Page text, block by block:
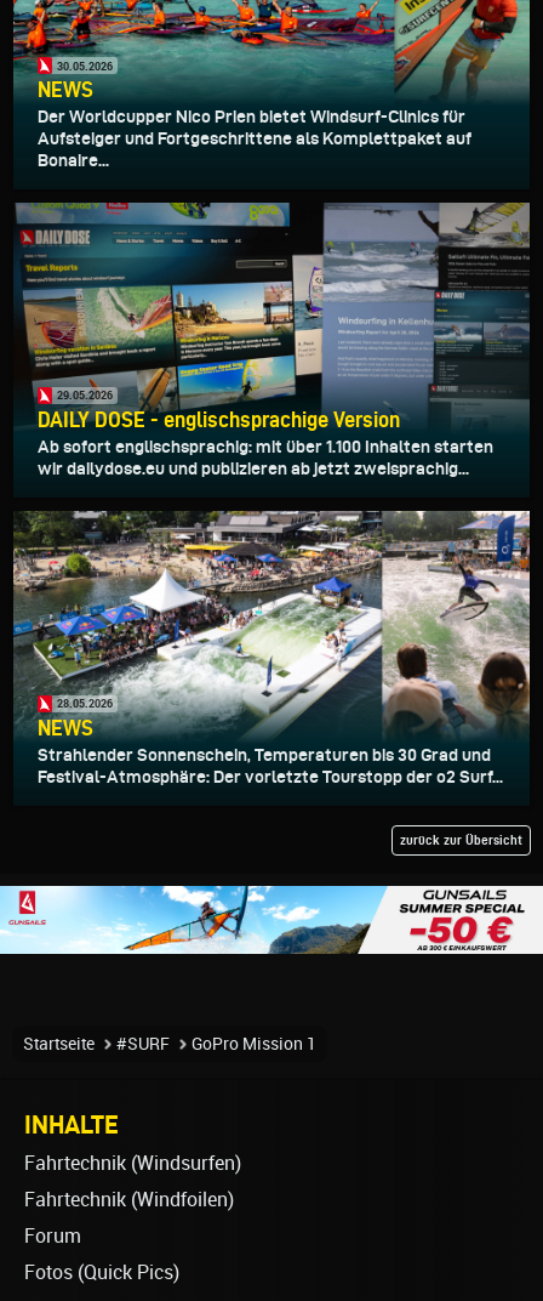
30.05.2026
NEWS
Der Worldcupper Nico Prien bietet Windsurf-Clinics für
Aufsteiger und Fortgeschrittene als Komplettpaket auf
Bonaire...
29.05.2026
DAILY DOSE - englischsprachige Version
Ab sofort englischsprachig: mit über 1.100 Inhalten starten
wir dailydose.eu und publizieren ab jetzt zweisprachig...
28.05.2026
NEWS
Strahlender Sonnenschein, Temperaturen bis 30 Grad und
Festival-Atmosphäre: Der vorletzte Tourstopp der o2 Surf...
zurück zur Übersicht
Startseite #SURF GoPro Mission 1
INHALTE
Fahrtechnik (Windsurfen)
Fahrtechnik (Windfoilen)
Forum
Fotos (Quick Pics)